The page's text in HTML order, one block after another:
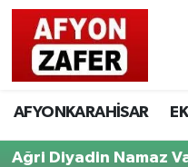
AFYONKARAHİSAR
Ağri Diyadin Namaz